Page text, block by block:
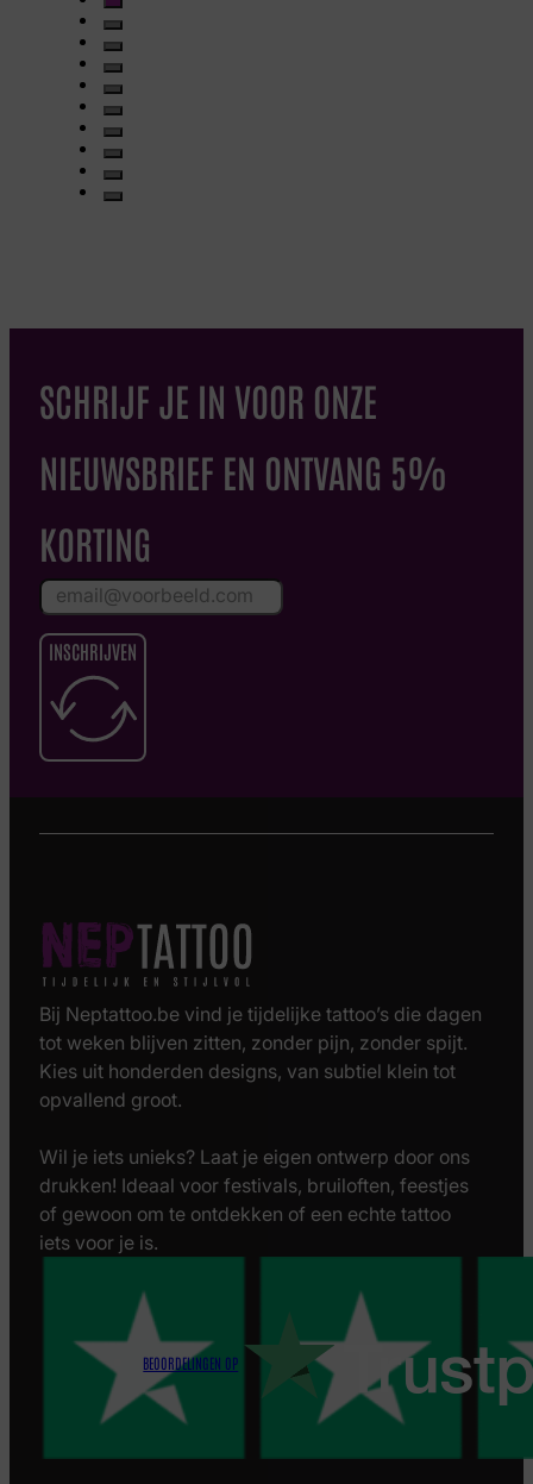
SCHRIJF JE IN VOOR ONZE
NIEUWSBRIEF EN ONTVANG 5%
KORTING
INSCHRIJVEN
Bij Neptattoo.be vind je tijdelijke tattoo’s die dagen
tot weken blijven zitten, zonder pijn, zonder spijt.
Kies uit honderden designs, van subtiel klein tot
opvallend groot.
Wil je iets unieks? Laat je eigen ontwerp door ons
drukken! Ideaal voor festivals, bruiloften, feestjes
of gewoon om te ontdekken of een echte tattoo
iets voor je is.
BEOORDELINGEN OP